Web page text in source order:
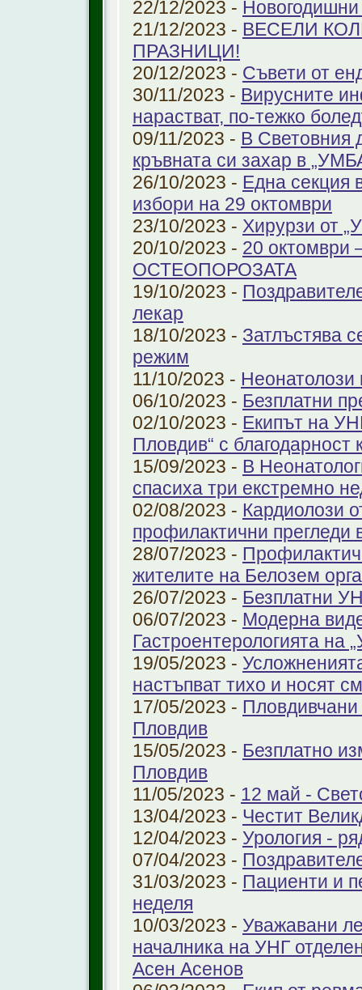
22/12/2023 -
21/12/2023 - ВЕСЕЛИ
ПРАЗНИЦИ!
20/12/2023 - Съвети от
30/11/2023 - Вирусните
нарастват, по-тежко
09/11/2023 - В Световния
кръвната си захар в
26/10/2023 - Една секция
избори на 29 октомври
23/10/2023 - Хирурзи от
20/10/2023 - 20
ОСТЕОПОРОЗАТА
19/10/2023 -
лекар
18/10/2023 - Затлъстява
режим
11/10/2023 -
06/10/2023 - Безплатни
02/10/2023 - Екипът на
Пловдив“ с благодарност
15/09/2023 - В
спасиха три екстремно
02/08/2023 - Кардиолози
профилактични прегледи
28/07/2023 -
жителите на Белозем
26/07/2023 - Безплатни
06/07/2023 - Модерна
Гастроентерологията на
19/05/2023 -
настъпват тихо и носят
17/05/2023 -
Пловдив
15/05/2023 - Безплатно
Пловдив
11/05/2023 - 12 май -
13/04/2023 - Честит
12/04/2023 - Урология -
07/04/2023 -
31/03/2023 - Пациенти и
неделя
10/03/2023 - Уважавани
началника на УНГ
Асен Асенов